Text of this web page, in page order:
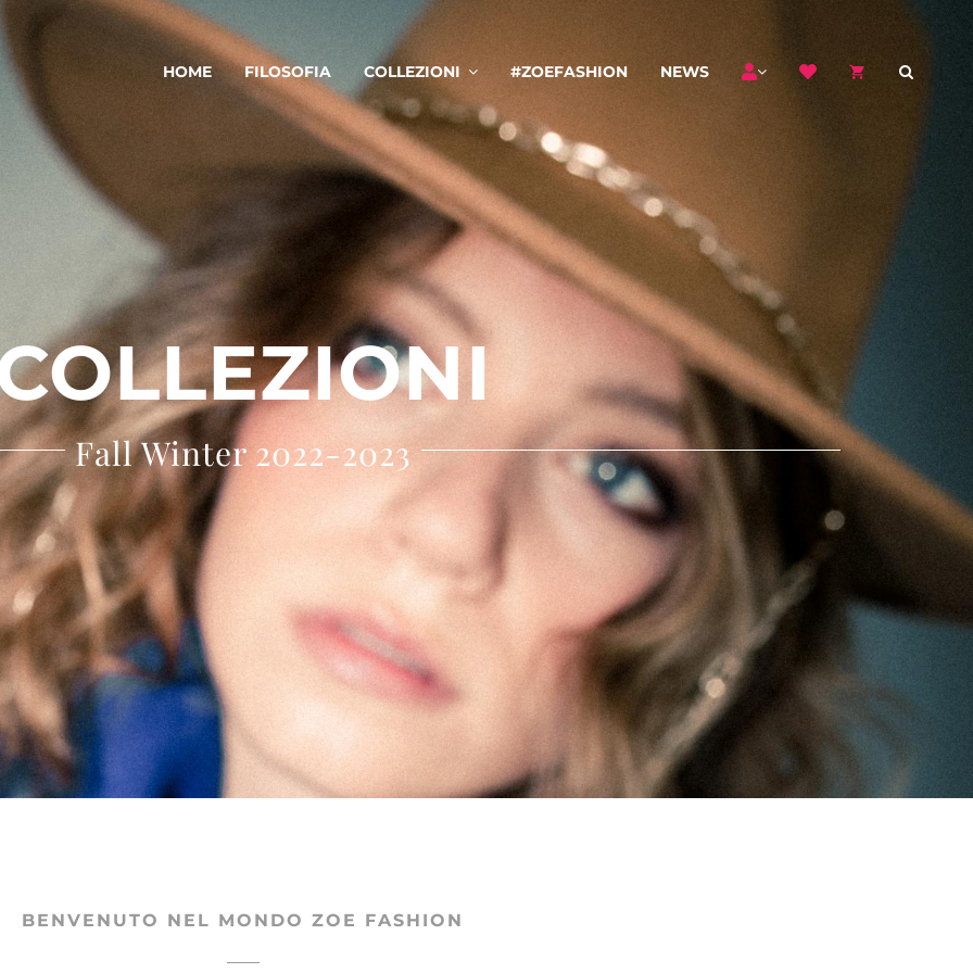
HOME FILOSOFIA COLLEZIONI #ZOEFASHION NEWS
Fall Winter 2022-2023
BENVENUTO NEL MONDO ZOE FASHION